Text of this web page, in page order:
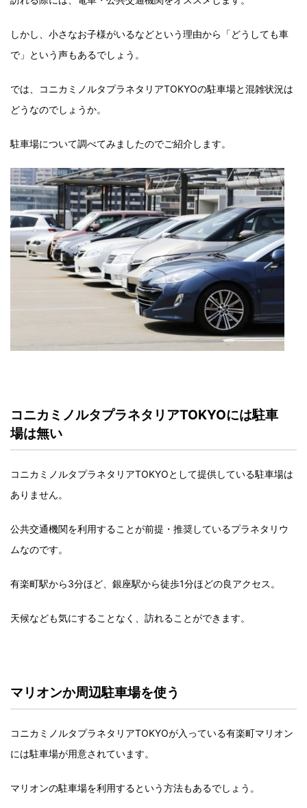
しかし、小さなお子様がいるなどという理由から「どうしても車
で」という声もあるでしょう。
では、コニカミノルタプラネタリアTOKYOの駐車場と混雑状況は
どうなのでしょうか。
駐車場について調べてみましたのでご紹介します。
コニカミノルタプラネタリアTOKYOには駐車
場は無い
コニカミノルタプラネタリアTOKYOとして提供している駐車場は
ありません。
公共交通機関を利用することが前提・推奨しているプラネタリウ
ムなのです。
有楽町駅から3分ほど、銀座駅から徒歩1分ほどの良アクセス。
天候なども気にすることなく、訪れることができます。
マリオンか周辺駐車場を使う
コニカミノルタプラネタリアTOKYOが入っている有楽町マリオン
には駐車場が用意されています。
マリオンの駐車場を利用するという方法もあるでしょう。